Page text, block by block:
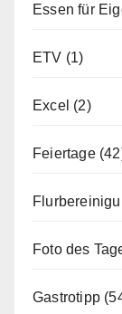
Essen für
ETV (1)
Excel (2)
Feiertage
Foto des
Gastrotipp